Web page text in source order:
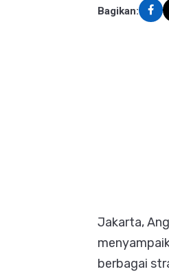
Bagikan:
Jakarta,
berbagai